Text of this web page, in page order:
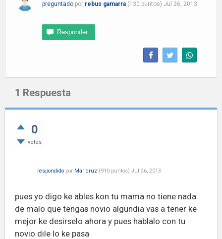
preguntado por rebus gamarra (130 puntos) Jul 26, 2013
1 Respuesta
0
votos
respondido por Maricruz (910 puntos) Jul 26, 2013
pues yo digo ke ables kon tu mama no tiene nada
de malo que tengas novio algundia vas a tener ke
mejor ke desirselo ahora y pues hablalo con tu
novio dile lo ke pasa